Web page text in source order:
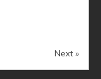
Next »